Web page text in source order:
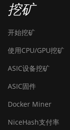
挖矿
开始挖矿
使用CPU/GPU挖矿
ASIC设备挖矿
ASIC固件
Docker Miner
NiceHash支付率